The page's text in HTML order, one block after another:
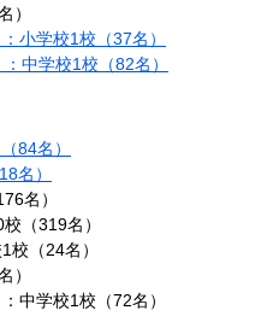
）
小学校1校（37名）
中学校1校（82名）
84名）
名）
名）
（319名）
（24名）
）
中学校1校（72名）